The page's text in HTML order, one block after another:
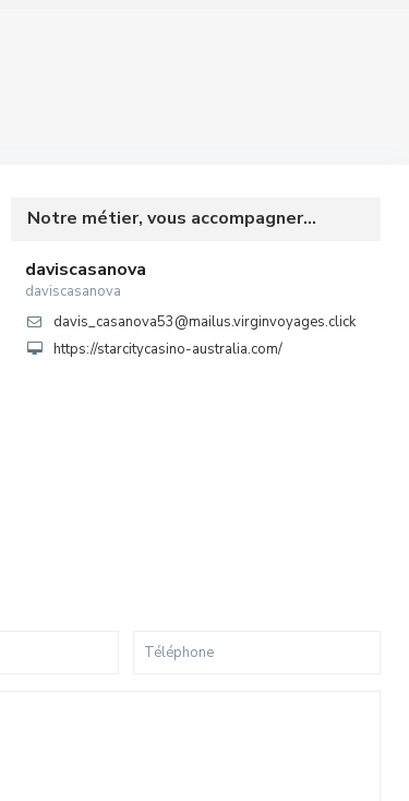
Notre métier, vous accompagner...
daviscasanova
daviscasanova
davis_casanova53@mailus.virginvoyages.click
https://starcitycasino-australia.com/